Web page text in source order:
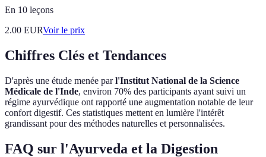
En 10 leçons
2.00 EURVoir le prix
Chiffres Clés et Tendances
D'après une étude menée parl'Institut National de la Science
Médicale de l'Inde, environ 70% des participants ayant suivi un
régime ayurvédique ont rapporté une augmentation notable de leur
confort digestif. Ces statistiques mettent en lumière l'intérêt
grandissant pour des méthodes naturelles et personnalisées.
FAQ sur l'Ayurveda et la Digestion